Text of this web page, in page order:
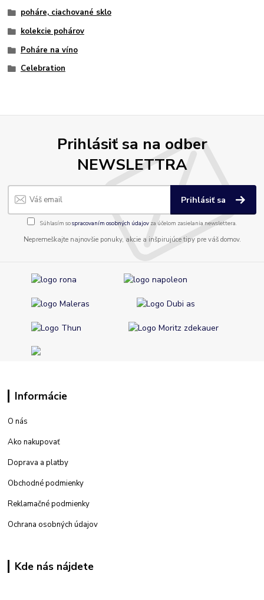
poháre, ciachované sklo
kolekcie pohárov
Poháre na víno
Celebration
Prihlásiť sa na odber
NEWSLETTRA
Prihlásiť sa
Súhlasím sospracovaním osobných údajov za účelom zasielania newslettera.
Nepremeškajte najnovšie ponuky, akcie a inšpirujúce tipy pre váš domov.
Informácie
O nás
Ako nakupovať
Doprava a platby
Obchodné podmienky
Reklamačné podmienky
Ochrana osobných údajov
Kde nás nájdete